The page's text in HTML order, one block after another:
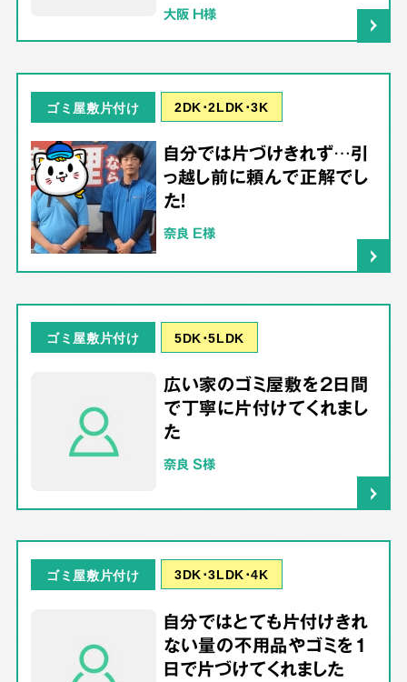
大阪 H様
ゴミ屋敷片付け 2DK･2LDK･3K
自分では片づけきれず…引
っ越し前に頼んで正解でし
た！
奈良 E様
ゴミ屋敷片付け 5DK･5LDK
広い家のゴミ屋敷を2日間
で丁寧に片付けてくれまし
た
奈良 S様
ゴミ屋敷片付け 3DK･3LDK･4K
自分ではとても片付けきれ
ない量の不用品やゴミを1
日で片づけてくれました